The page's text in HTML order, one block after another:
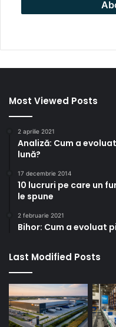
Most Viewed Posts
2 aprilie 2021
Analiză: Cum a
lună?
17 decembrie 2014
10 lucruri pe care un
le spune
2 februarie 2021
Bihor: Cum a evoluat
Last Modified Posts